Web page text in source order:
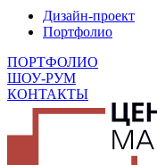
Дизайн-проект
Портфолио
ПОРТФОЛИО
ШОУ-РУМ
КОНТАКТЫ